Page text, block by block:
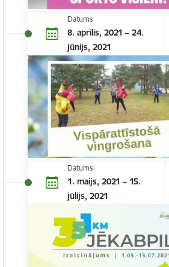
Datums
8. aprīlis, 2021 – 24.
jūnijs, 2021
Datums
1. maijs, 2021 – 15.
jūlijs, 2021